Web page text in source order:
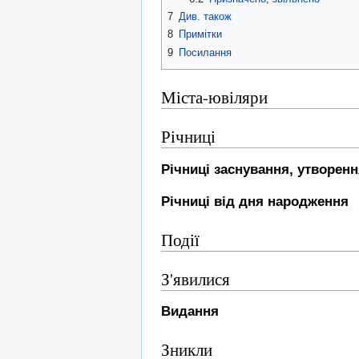
7 Див. також
8 Примітки
9 Посилання
Міста-ювіляри
Річниці
Річниці заснування,
Річниці від дня народження
Події
З'явилися
Видання
Зникли